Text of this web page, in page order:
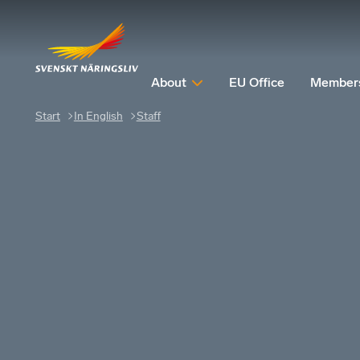
About EU Office
Start In English Staff